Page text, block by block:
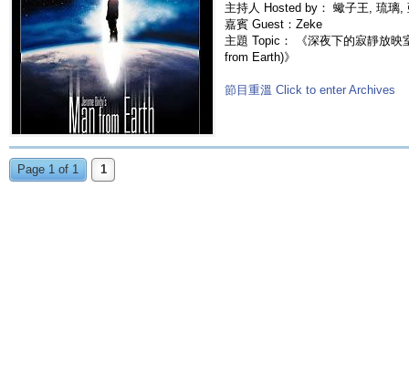
主持人 Hosted by： 蠍子王, 琉璃,
嘉賓 Guest：Zeke
主題 Topic： 《深夜下的寂靜放映
from Earth)》
節目重溫 Click to enter Archives
Page 1 of 1 1